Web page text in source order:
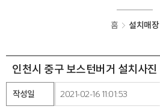
홈 설치매장
인천시 중구 보스턴버거 설치사진
작성일 2021-02-16 11:01:53